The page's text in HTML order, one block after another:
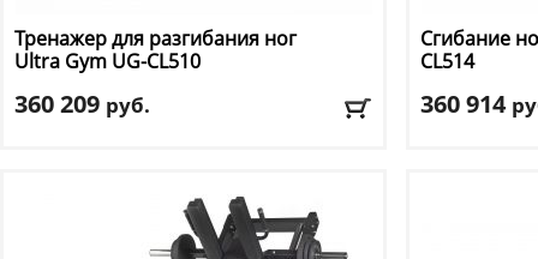
Тренажер для разгибания ног
Ultra Gym UG-CL510
360 209 руб.
БЕСПЛАТНО, 2-3 дня
Сгибание
CL514
360 914